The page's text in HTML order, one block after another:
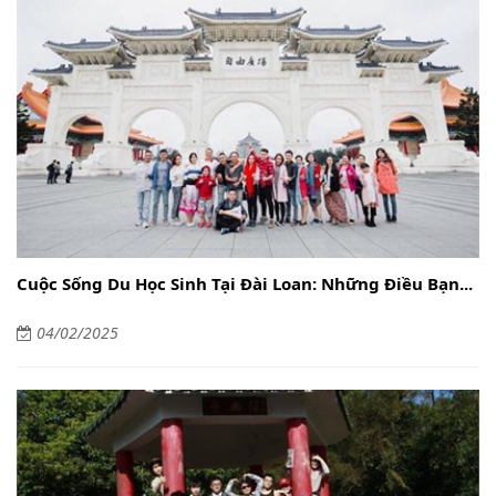
Cuộc Sống Du Học Sinh Tại Đài Loan: Những Điều Bạn...
04/02/2025